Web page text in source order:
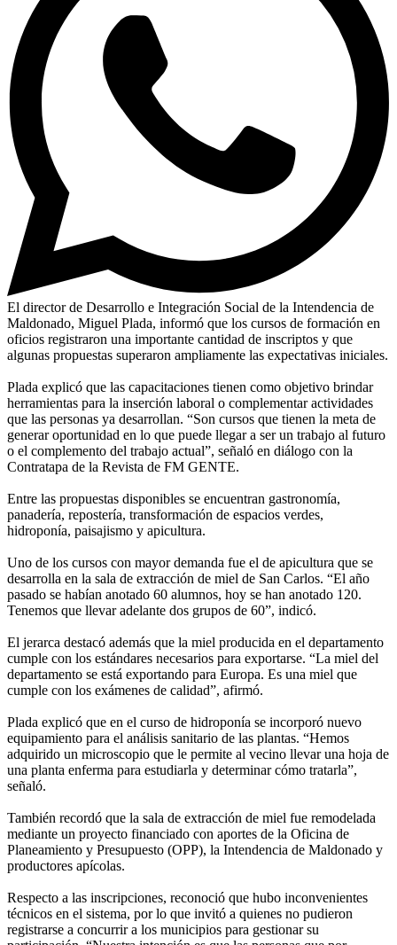
El director de Desarrollo e Integración Social de la Intendencia de
Maldonado, Miguel Plada, informó que los cursos de formación en
oficios registraron una importante cantidad de inscriptos y que
algunas propuestas superaron ampliamente las expectativas iniciales.
Plada explicó que las capacitaciones tienen como objetivo brindar
herramientas para la inserción laboral o complementar actividades
que las personas ya desarrollan. “Son cursos que tienen la meta de
generar oportunidad en lo que puede llegar a ser un trabajo al futuro
o el complemento del trabajo actual”, señaló en diálogo con la
Contratapa de la Revista de FM GENTE.
Entre las propuestas disponibles se encuentran gastronomía,
panadería, repostería, transformación de espacios verdes,
hidroponía, paisajismo y apicultura.
Uno de los cursos con mayor demanda fue el de apicultura que se
desarrolla en la sala de extracción de miel de San Carlos. “El año
pasado se habían anotado 60 alumnos, hoy se han anotado 120.
Tenemos que llevar adelante dos grupos de 60”, indicó.
El jerarca destacó además que la miel producida en el departamento
cumple con los estándares necesarios para exportarse. “La miel del
departamento se está exportando para Europa. Es una miel que
cumple con los exámenes de calidad”, afirmó.
Plada explicó que en el curso de hidroponía se incorporó nuevo
equipamiento para el análisis sanitario de las plantas. “Hemos
adquirido un microscopio que le permite al vecino llevar una hoja de
una planta enferma para estudiarla y determinar cómo tratarla”,
señaló.
También recordó que la sala de extracción de miel fue remodelada
mediante un proyecto financiado con aportes de la Oficina de
Planeamiento y Presupuesto (OPP), la Intendencia de Maldonado y
productores apícolas.
Respecto a las inscripciones, reconoció que hubo inconvenientes
técnicos en el sistema, por lo que invitó a quienes no pudieron
registrarse a concurrir a los municipios para gestionar su